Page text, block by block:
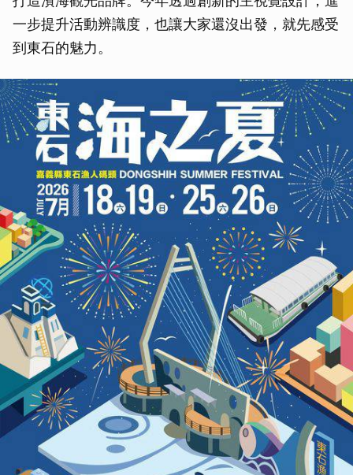
一步提升活動辨識度，也讓大家還沒出發，就先感受
到東石的魅力。